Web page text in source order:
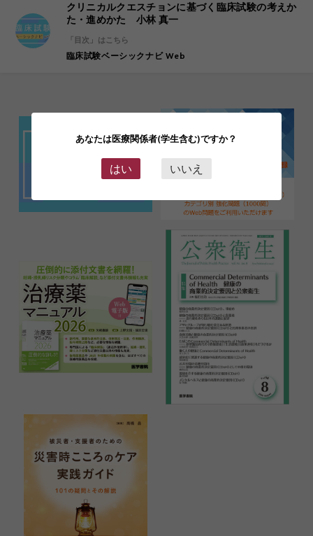
クリニカルクエスチョンに基づく臨床試験の考えか
た・進めかた 小林 真一
「目次」はこちら
臨床試験ベーシックナビ Web
あなたは医療関係者(学生含む)ですか？
はい いいえ